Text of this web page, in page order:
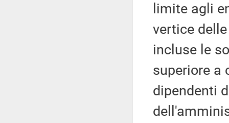
limite agli
vertice
incluse le
superiore a
dipendenti